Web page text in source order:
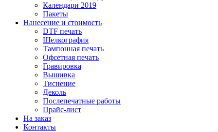
Календари 2019
Пакеты
Нанесение и стоимость
DTF печать
Шелкография
Тампонная печать
Офсетная печать
Гравировка
Вышивка
Тиснение
Деколь
Послепечатные работы
Прайс-лист
На заказ
Контакты